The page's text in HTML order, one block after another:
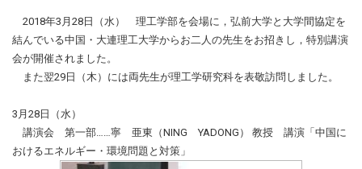
2018年3月28日（水） 理工学部を会場に，弘前大学と大学間協定を
結んでいる中国・大連理工大学からお二人の先生をお招きし，特別講演
会が開催されました。
また翌29日（木）には両先生が理工学研究科を表敬訪問しました。
3月28日（水）
講演会 第一部……寧 亜東（NING YADONG） 教授 講演「中国に
おけるエネルギー・環境問題と対策」